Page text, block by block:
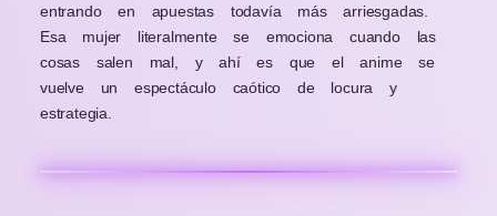
entrando en apuestas todavía más arriesgadas.
Esa mujer literalmente se emociona cuando las
cosas salen mal, y ahí es que el anime se
vuelve un espectáculo caótico de locura y
estrategia.